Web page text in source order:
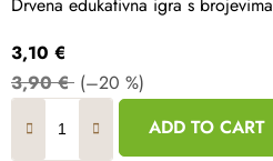
3,10 €
3,90 € (–20 %)
ADD TO CART